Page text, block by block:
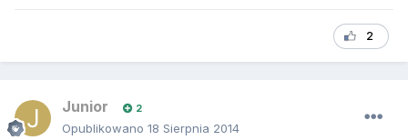
2
Junior 2
Opublikowano 18 Sierpnia 2014